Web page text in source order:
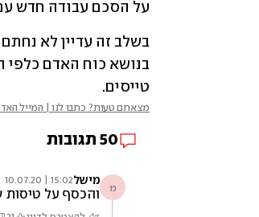
על הסכם עבודה חדש עם
טייסים.
מצאתם טעות? כתבו לנו | המייל
50 תגובות
מ מישל15:02 | 10.07.20
והכסף על